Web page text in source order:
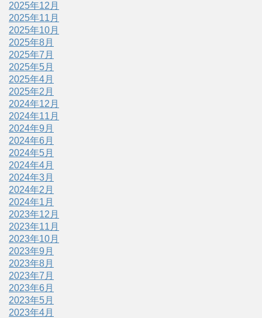
2025年12月
2025年11月
2025年10月
2025年8月
2025年7月
2025年5月
2025年4月
2025年2月
2024年12月
2024年11月
2024年9月
2024年6月
2024年5月
2024年4月
2024年3月
2024年2月
2024年1月
2023年12月
2023年11月
2023年10月
2023年9月
2023年8月
2023年7月
2023年6月
2023年5月
2023年4月